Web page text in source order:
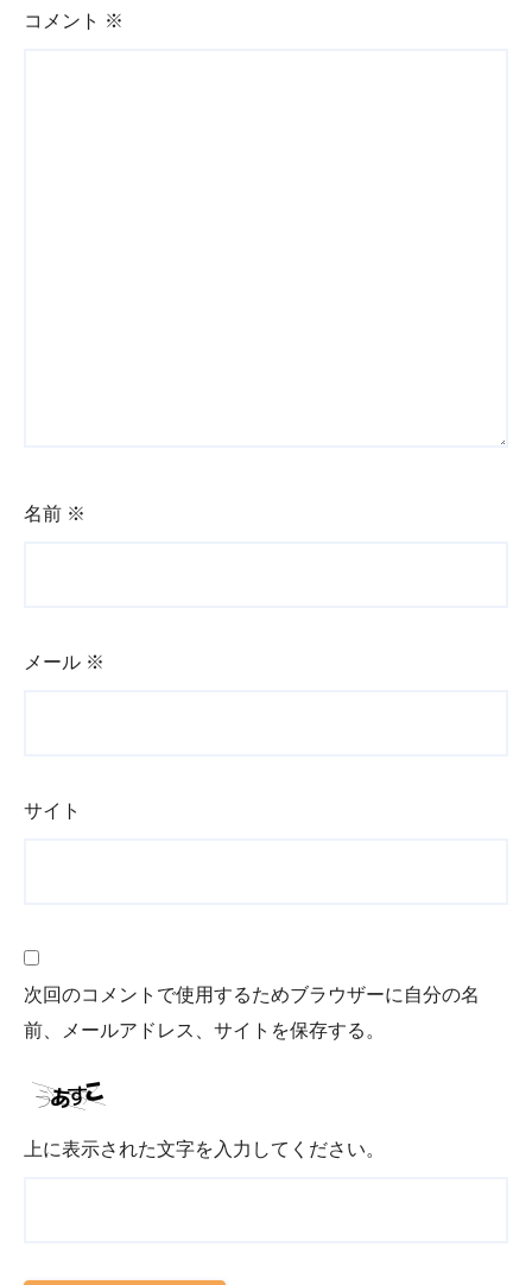
コメント ※
名前 ※
メール ※
サイト
次回のコメントで使用するためブラウザーに自分の名
前、メールアドレス、サイトを保存する。
上に表示された文字を入力してください。